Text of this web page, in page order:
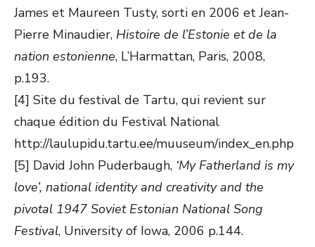
James et Maureen Tusty, sorti en 2006 et Jean-
Pierre Minaudier, Histoire de l’Estonie et de la
nation estonienne, L’Harmattan, Paris, 2008,
p.193.
[4] Site du festival de Tartu, qui revient sur
chaque édition du Festival National
http://laulupidu.tartu.ee/muuseum/index_en.php
[5] David John Puderbaugh, ‘My Fatherland is my
love’, national identity and creativity and the
pivotal 1947 Soviet Estonian National Song
Festival, University of Iowa, 2006 p.144.